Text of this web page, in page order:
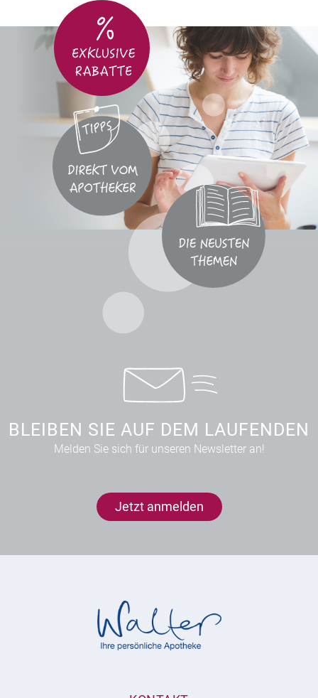
BLEIBEN SIE AUF DEM LAUFENDEN
Melden Sie sich für unseren Newsletter an!
Jetzt anmelden